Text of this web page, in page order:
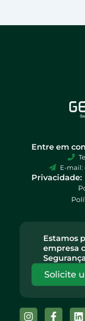
Entre em
E-mail:
Privacidade:
Estamos
empresa
Solicite
Instagram